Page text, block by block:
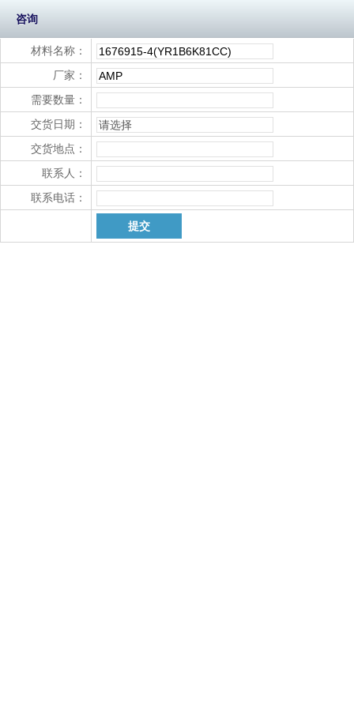
咨询
材料名称：
厂家：
需要数量：
交货日期：
交货地点：
联系人：
联系电话：
提交